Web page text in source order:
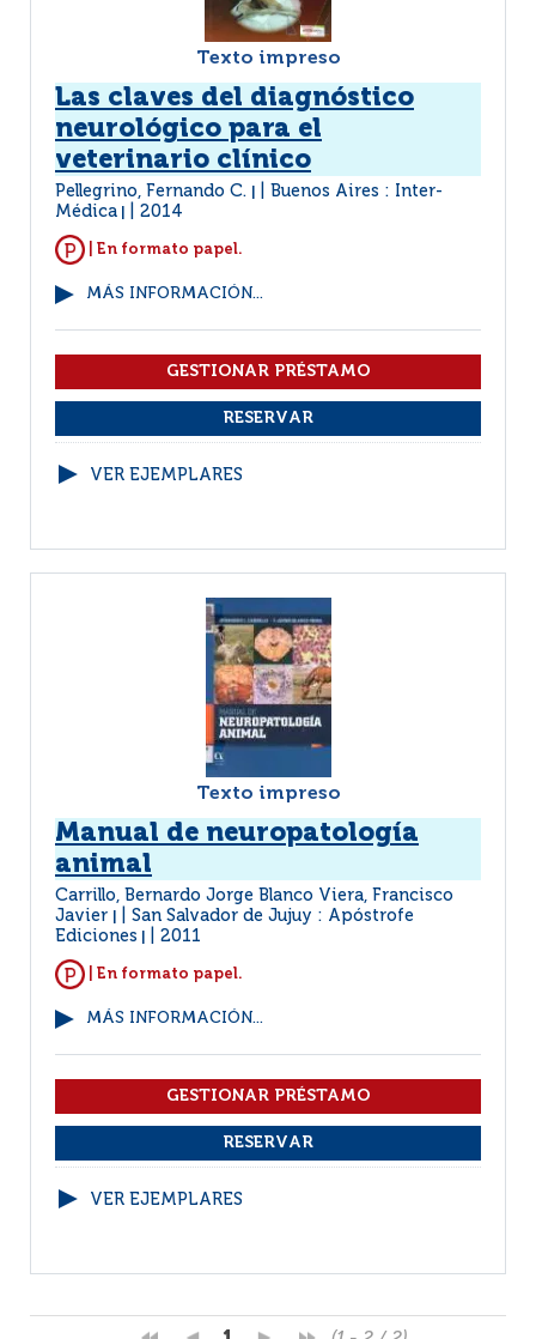
Texto impreso
Las claves del diagnóstico
neurológico para el
veterinario clínico
Pellegrino, Fernando C.
Buenos Aires : Inter-
Médica
2014
| En formato papel.
MÁS INFORMACIÓN...
VER EJEMPLARES
Texto impreso
Manual de neuropatología
animal
Carrillo, Bernardo Jorge Blanco Viera, Francisco
Javier
San Salvador de Jujuy : Apóstrofe
Ediciones
2011
| En formato papel.
MÁS INFORMACIÓN...
VER EJEMPLARES